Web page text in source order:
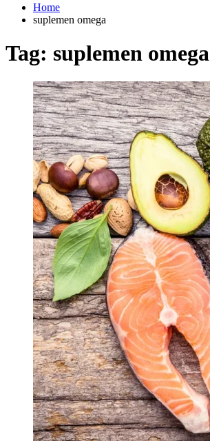
Home
suplemen omega
Tag: suplemen omega